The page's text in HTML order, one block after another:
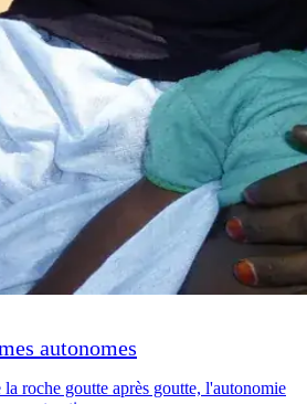
autonomes
roche goutte après goutte, l'autonomie